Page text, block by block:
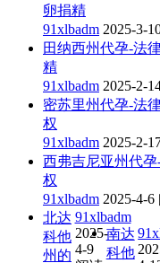
卵捐精
91xlbadm 2025-3-
田纳西州代孕-法
精
91xlbadm 2025-2-
密苏里州代孕-法
权
91xlbadm 2025-2-
西弗吉尼亚州代
权
91xlbadm 2025-4-6
北达
科他
州的
91xlbadm
2025-
4-9
南达
科他